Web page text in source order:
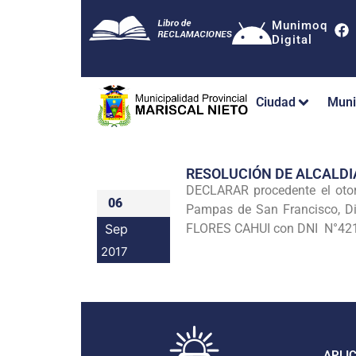
Munimoq
Digital
Ciudad
06
Sep
2017
RESOLUCIÓN DE
DECLARAR procedente el
Pampas de San Francisco,
FLORES CAHUI con DNI